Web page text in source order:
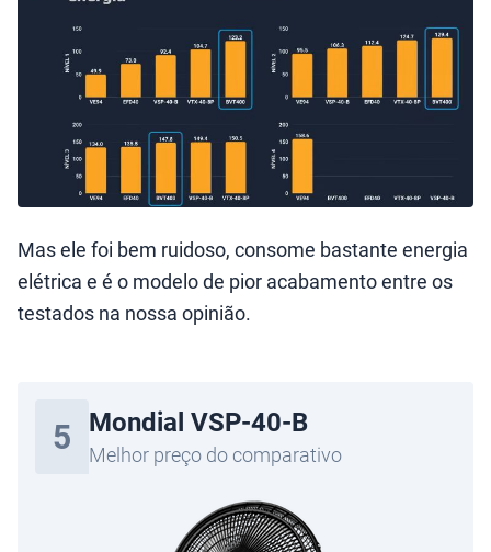
Mas ele foi bem ruidoso, consome bastante energia
elétrica e é o modelo de pior acabamento entre os
testados na nossa opinião.
5 Mondial VSP-40-B
Melhor preço do comparativo